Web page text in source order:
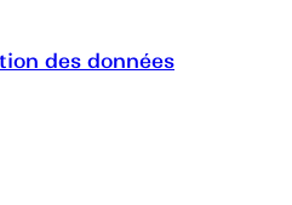
des données